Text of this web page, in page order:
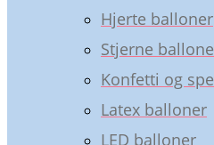
Hjerte balloner
Stjerne
Konfetti og
Latex balloner
LED balloner